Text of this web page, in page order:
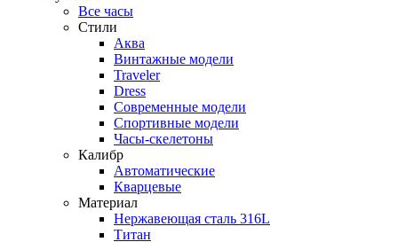
Все часы
Стили
Аква
Винтажные модели
Traveler
Dress
Современные модели
Спортивные модели
Часы-скелетоны
Калибр
Автоматические
Кварцевые
Материал
Нержавеющая сталь 316L
Титан